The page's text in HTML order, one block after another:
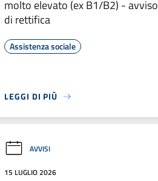
molto elevato (ex B1/B2) - avviso
di rettifica
Assistenza sociale
LEGGI DI PIÙ
AVVISI
15 LUGLIO 2026